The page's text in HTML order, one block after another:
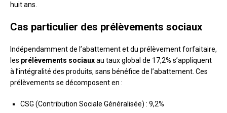
huit ans.
Cas particulier des prélèvements sociaux
Indépendamment de l’abattement et du prélèvement forfaitaire,
les prélèvements sociauxau taux global de 17,2% s’appliquent
à l’intégralité des produits, sans bénéfice de l’abattement. Ces
prélèvements se décomposent en :
CSG (Contribution Sociale Généralisée) : 9,2%